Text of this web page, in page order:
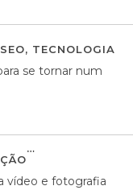
SEO, TECNOLOGIA
se tornar num
vídeo e fotografia